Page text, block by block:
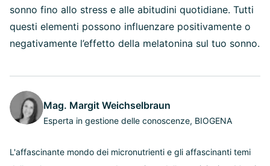
sonno fino allo stress e alle abitudini quotidiane. Tutti
questi elementi possono influenzare positivamente o
negativamente l’effetto della melatonina sul tuo sonno.
Mag. Margit Weichselbraun
Esperta in gestione delle conoscenze, BIOGENA
L'affascinante mondo dei micronutrienti e gli affascinanti temi